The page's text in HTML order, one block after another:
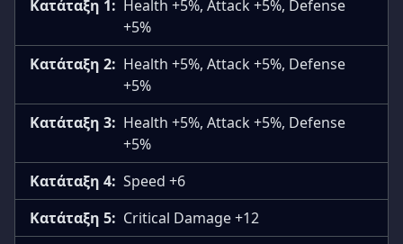
Κατάταξη 1: Health +5%, Attack +5%, Defense
+5%
Κατάταξη 2: Health +5%, Attack +5%, Defense
+5%
Κατάταξη 3: Health +5%, Attack +5%, Defense
+5%
Κατάταξη 4: Speed +6
Κατάταξη 5: Critical Damage +12